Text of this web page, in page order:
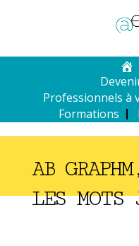
Professionnels à
Formations
AB GRAPHM,
LES MOTS